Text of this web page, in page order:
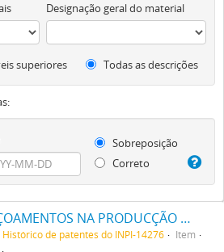
Designação geral do material
superiores Todas as descrições
Sobreposição
Correto
APERFEIÇOAMENTOS NA PRODUCÇÃO DE TINTAS OU CORES
Histórico de patentes do INPI-14276
Item